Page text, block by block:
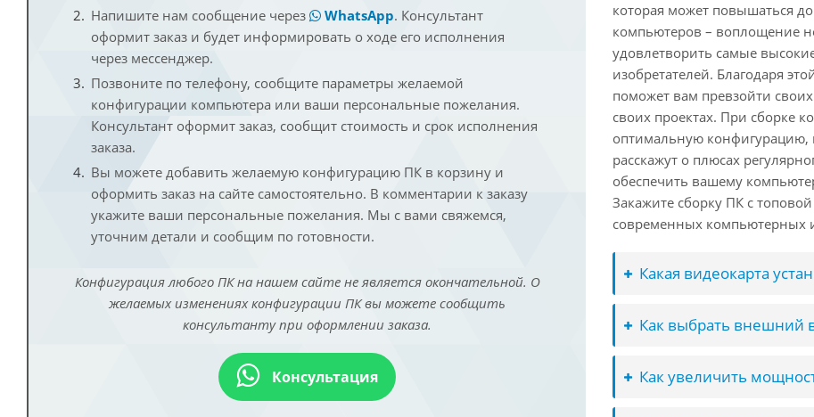
Напишите нам сообщение через
WhatsApp. Консультант
оформит заказ и будет информировать о ходе его исполнения
через мессенджер.
Позвоните по телефону, сообщите параметры желаемой
конфигурации компьютера или ваши персональные пожелания.
Консультант оформит заказ, сообщит стоимость и срок исполнения
заказа.
Вы можете добавить желаемую конфигурацию ПК в корзину и
оформить заказ на сайте самостоятельно. В комментарии к заказу
укажите ваши персональные пожелания. Мы с вами свяжемся,
уточним детали и сообщим по готовности.
Конфигурация любого ПК на нашем сайте не является окончательной. О
желаемых изменениях конфигурации ПК вы можете сообщить
консультанту при оформлении заказа.
Консультация
которая может повышаться
компьютеров – воплощение
удовлетворить самые
изобретателей. Благодаря
поможет вам превзойти
своих проектах. При сборке
оптимальную конфигурацию,
расскажут о плюсах
обеспечить вашему
Закажите сборку ПК с
современных компьютерных
Какая видеокарта
Как выбрать внешний
Как увеличить